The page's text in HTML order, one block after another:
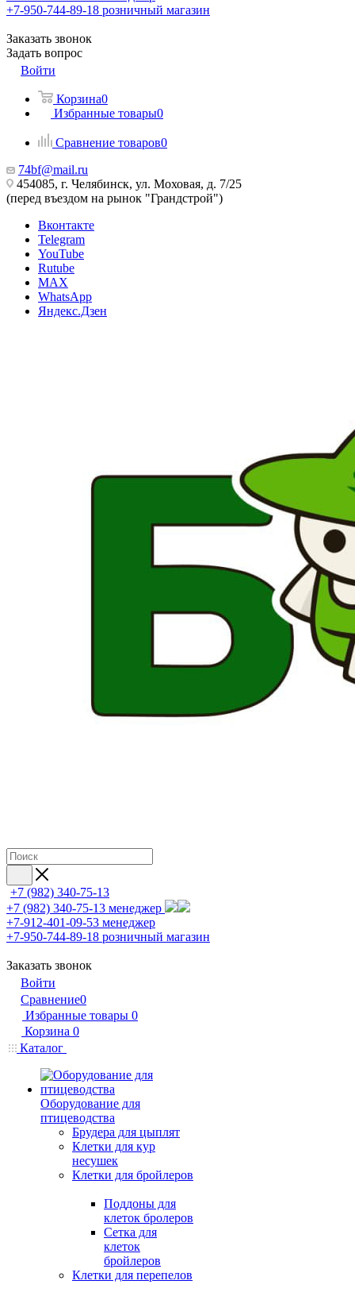
+7-950-744-89-18 розничный магазин
Заказать звонок
Задать вопрос
Войти
Корзина0
Избранные товары0
Сравнение товаров0
74bf@mail.ru
454085, г. Челябинск, ул. Моховая, д. 7/25
(перед въездом на рынок "Грандстрой")
Вконтакте
Telegram
YouTube
Rutube
MAX
WhatsApp
Яндекс.Дзен
+7 (982) 340-75-13
+7 (982) 340-75-13 менеджер
+7-912-401-09-53 менеджер
+7-950-744-89-18 розничный магазин
Заказать звонок
Войти
Сравнение0
Избранные товары 0
Корзина 0
Каталог
Оборудование для
птицеводства
Брудера для цыплят
Клетки для кур
несушек
Клетки для бройлеров
Поддоны для
клеток бролеров
Сетка для
клеток
бройлеров
Клетки для перепелов